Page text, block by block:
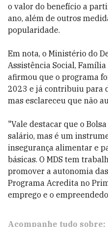
o valor do benefício a
ano, além de outros
popularidade.
Em nota, o Ministério do
Assistência Social, Família
afirmou que o programa
2023 e já contribuiu para
mas esclareceu que não
"Vale destacar que o
salário, mas é um
insegurança alimentar e
básicas. O MDS tem
promover a autonomia
Programa Acredita no
emprego e o
Acompanhe tudo sobre: